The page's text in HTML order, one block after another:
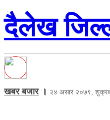
दैलेख
खबर बजार। २४ असार २०७९,